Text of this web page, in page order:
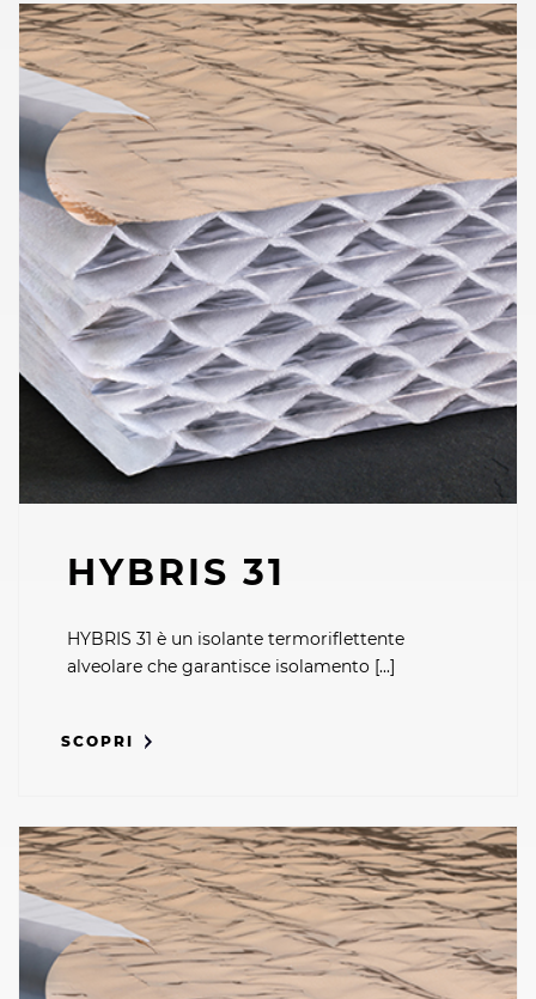
HYBRIS 31
HYBRIS 31 è un isolante termoriflettente
alveolare che garantisce isolamento [...]
SCOPRI